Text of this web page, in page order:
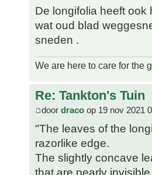
De longifolia heeft ook
wat oud blad
sneden .
We are here to care for the
Re: Tankton's Tuin
door draco op 19 nov 2021
"The leaves of the
razorlike edge.
The slightly concave
that are nearly